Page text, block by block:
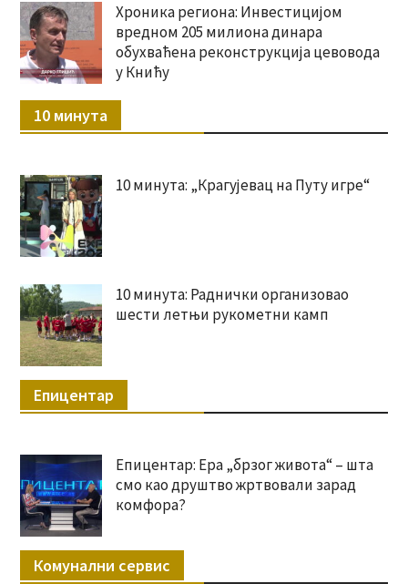
Хроника региона: Инвестицијом
вредном 205 милиона динара
обухваћена реконструкција цевовода
у Книћу
10 минута
10 минута: „Крагујевац на Путу игре“
10 минута: Раднички организовао
шести летњи рукометни камп
Епицентар
Епицентар: Ера „брзог живота“ – шта
смо као друштво жртвовали зарад
комфора?
Комунални сервис